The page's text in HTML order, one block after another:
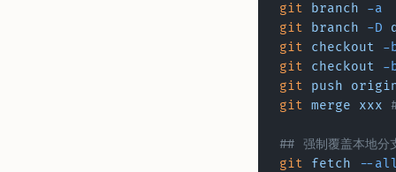
git branch -a
git branch -D
git checkout -
git checkout -
git push
git merge xxx
## 强制覆盖本地分
git fetch --